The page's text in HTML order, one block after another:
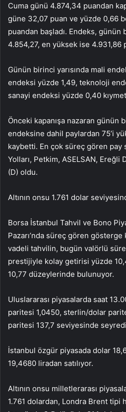
Cuma günü 4.874,34 puandan
güne 32,07 puan ve yüzde 0,66
puandan başladı. Endeks, günün
4.854,27, en yüksek ise 4.931,86
Günün birinci yarısında mali
endeksi yüzde 1,49, teknoloji
sanayi endeksi yüzde 0,40
Önceki kapanışa nazaran günün
endeksine dahil paylardan 75’i
kaybetti. En çok süreç gören pay
Yolları, Petkim, ASELSAN,
(D) oldu.
Altının onsu 1.761 dolar
Borsa İstanbul Tahvil ve Bono
Pazarı’nda süreç gören gösterge
vadeli tahvilin, bugün valörlü
prestijiyle kolay getirisi yüzde
10,77 düzeylerinde bulunuyor.
Uluslararası piyasalarda saat
paritesi 1,0450, sterlin/dolar
paritesi 137,7 seviyesinde
İstanbul özgür piyasada dolar
19,4680 liradan satılıyor.
Altının onsu milletlerarası
1.761 dolardan, Londra Brent tipi